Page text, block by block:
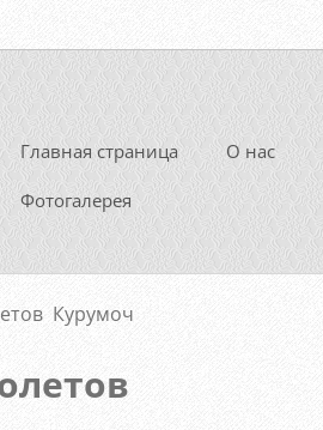
Главная страница О нас
Фотогалерея
Курумоч